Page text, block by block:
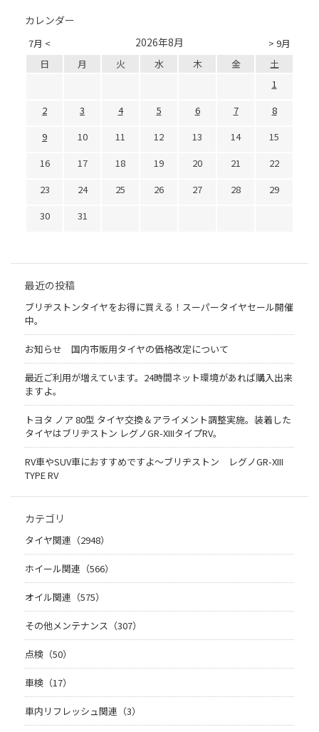
カレンダー
7月 < > 9月
2026年8月
日 月 火 水 木 金
土
1
2
3 4 5 6 7
8
9
10 11 12 13 14
15
16
17 18 19 20 21
22
23
24 25 26 27 28
29
30
31
最近の投稿
ブリヂストンタイヤをお得に買える！スーパータイヤセール開催
中。
お知らせ 国内市販用タイヤの価格改定について
最近ご利用が増えています。24時間ネット環境があれば購入出来
ますよ。
トヨタ ノア 80型 タイヤ交換＆アライメント調整実施。装着した
タイヤはブリヂストン レグノGR-XIIIタイプRV。
RV車やSUV車におすすめですよ〜ブリヂストン レグノGR-XIII
TYPE RV
カテゴリ
タイヤ関連（2948）
ホイール関連（566）
オイル関連（575）
その他メンテナンス（307）
点検（50）
車検（17）
車内リフレッシュ関連（3）